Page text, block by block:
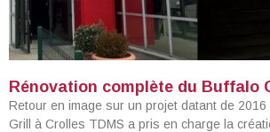
Rénovation complète du Buffalo
Retour en image sur un projet datant de 2016
Grill à Crolles TDMS a pris en charge la